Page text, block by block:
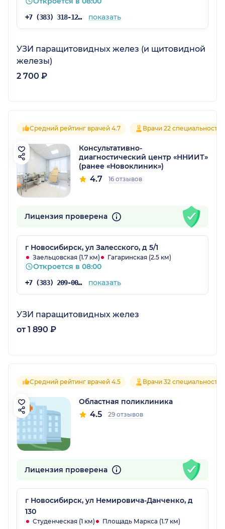
+7 (383) 318-12-64 показать
УЗИ паращитовидных желез (и щитовидной
железы)
2 700 ₽
Средний рейтинг врачей 4.7 Врачи 22 специальностей
Консультативно-
диагностический центр «ННИИТ»
(ранее «Новоклиник»)
4.7 16 отзывов
Лицензия проверена
г Новосибирск, ул Залесского, д 5/1
Заельцовская (1.7 км) Гагаринская (2.5 км)
Откроется в 08:00
+7 (383) 209-00-54 показать
УЗИ паращитовидных желез
от 1 890 ₽
Средний рейтинг врачей 4.5 Врачи 32 специальностей
Областная поликлиника
4.5 29 отзывов
Лицензия проверена
г Новосибирск, ул Немировича-Данченко, д
130
Студенческая (1 км) Площадь Маркса (1.7 км)